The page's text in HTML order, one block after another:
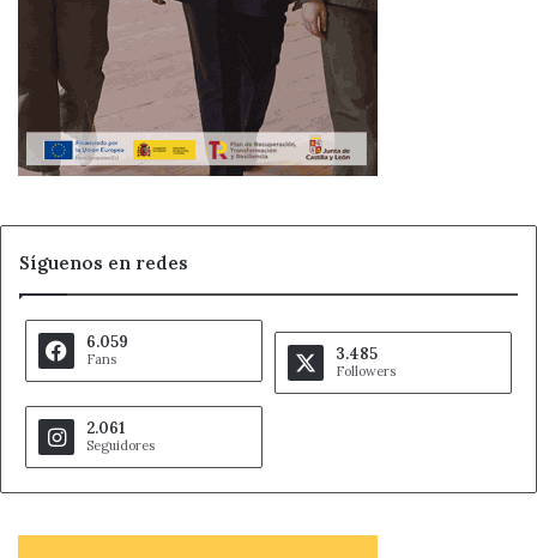
Síguenos en redes
6.059
Fans 3.485
Followers
2.061
Seguidores